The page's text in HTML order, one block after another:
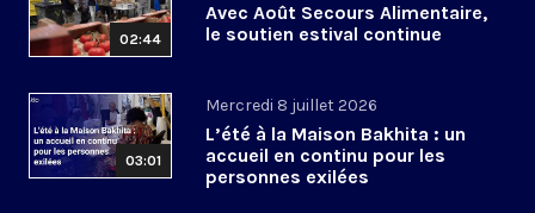
02:44
Avec Août Secours Alimentaire,
le soutien estival continue
03:01
Mercredi 8 juillet 2026
L’été à la Maison Bakhita : un
accueil en continu pour les
personnes exilées